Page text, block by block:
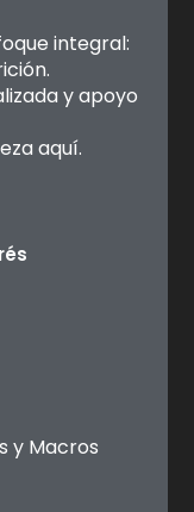
integral:
y apoyo
aquí.
y Macros